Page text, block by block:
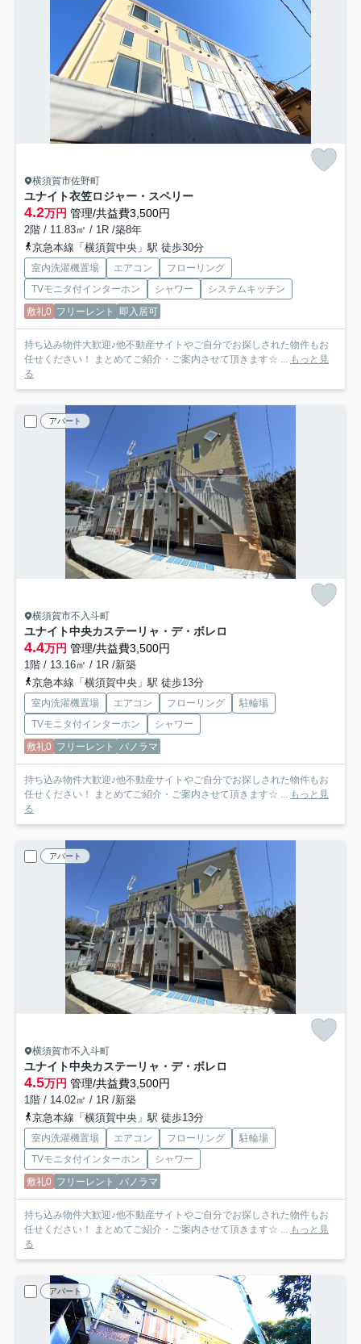
横須賀市佐野町
ユナイト衣笠ロジャー・スペリー
4.2万円 管理/共益費3,500円
2階 / 11.83㎡ / 1R /築8年
京急本線「横須賀中央」駅 徒歩30分
室内洗濯機置場 エアコン
フローリング
TVモニタ付インターホン
シャワー
システムキッチン
敷礼0 フリーレント 即入居可
持ち込み物件大歓迎♪他不動産サイトやご自分でお探しされた物件もお
任せください！ まとめてご紹介・ご案内させて頂きます☆ ...
もっと見
る
アパート
横須賀市不入斗町
ユナイト中央カステーリャ・デ・ボレロ
4.4万円 管理/共益費3,500円
1階 / 13.16㎡ / 1R /新築
京急本線「横須賀中央」駅 徒歩13分
室内洗濯機置場 エアコン フローリング
駐輪場
TVモニタ付インターホン
シャワー
敷礼0 フリーレント パノラマ
持ち込み物件大歓迎♪他不動産サイトやご自分でお探しされた物件もお
任せください！ まとめてご紹介・ご案内させて頂きます☆ ...
もっと見
る
アパート
横須賀市不入斗町
ユナイト中央カステーリャ・デ・ボレロ
4.5万円 管理/共益費3,500円
1階 / 14.02㎡ / 1R /新築
京急本線「横須賀中央」駅 徒歩13分
室内洗濯機置場 エアコン フローリング
駐輪場
TVモニタ付インターホン
シャワー
敷礼0 フリーレント パノラマ
持ち込み物件大歓迎♪他不動産サイトやご自分でお探しされた物件もお
任せください！ まとめてご紹介・ご案内させて頂きます☆ ...
もっと見
る
アパート